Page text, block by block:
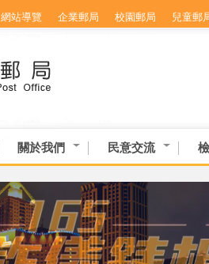
網站導覽 企業郵局 校園郵局 兒童郵
關於我們 民意交流